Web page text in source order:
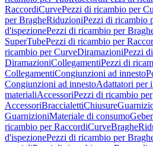
RaccordiCurvePezzi di ricambio per
per BragheRiduzioniPezzi di ricambio
d'ispezionePezzi di ricambio per
SuperTubePezzi di ricambio per
ricambio per CurveDiramazioniPezzi
DiramazioniCollegamentiPezzi di
CollegamentiCongiunzioni ad innesto
Congiunzioni ad innestoAdattatori per
materialiAccessoriPezzi di ricambio per
AccessoriBraccialettiChiusure
GuarnizioniMateriale di consumo
ricambio per RaccordiCurveBraghe
d'ispezionePezzi di ricambio per